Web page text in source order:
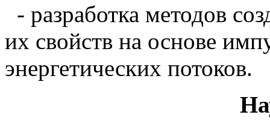
- разработка методов
их свойств на основе
энергетических потоков.